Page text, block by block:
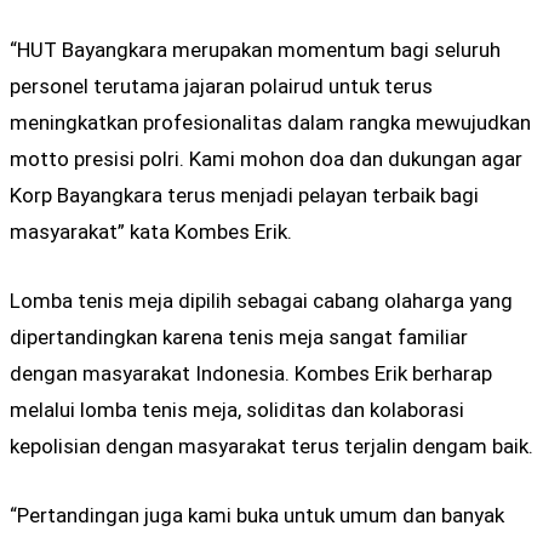
“HUT Bayangkara merupakan momentum bagi seluruh
personel terutama jajaran polairud untuk terus
meningkatkan profesionalitas dalam rangka mewujudkan
motto presisi polri. Kami mohon doa dan dukungan agar
Korp Bayangkara terus menjadi pelayan terbaik bagi
masyarakat” kata Kombes Erik.
Lomba tenis meja dipilih sebagai cabang olaharga yang
dipertandingkan karena tenis meja sangat familiar
dengan masyarakat Indonesia. Kombes Erik berharap
melalui lomba tenis meja, soliditas dan kolaborasi
kepolisian dengan masyarakat terus terjalin dengam baik.
“Pertandingan juga kami buka untuk umum dan banyak